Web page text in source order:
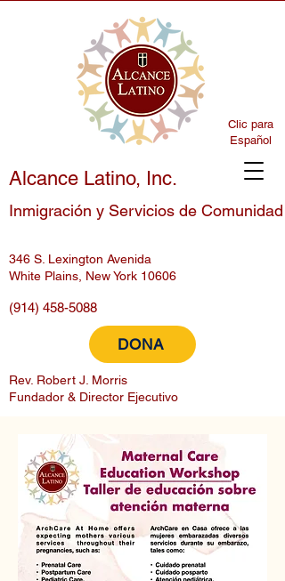
Alcance Latino, Inc.
Inmigración y Servicios de Comunidad
346 S. Lexington Avenida
White Plains, New York 10606
(914) 458-5088
Rev. Robert J. Morris
Fundador & Director Ejecutivo
Clic para
Español
DONA